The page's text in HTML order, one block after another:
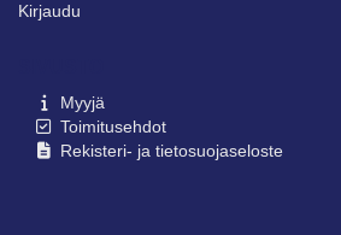
Kirjaudu
Myyjä
Toimitusehdot
Rekisteri- ja tietosuojaseloste